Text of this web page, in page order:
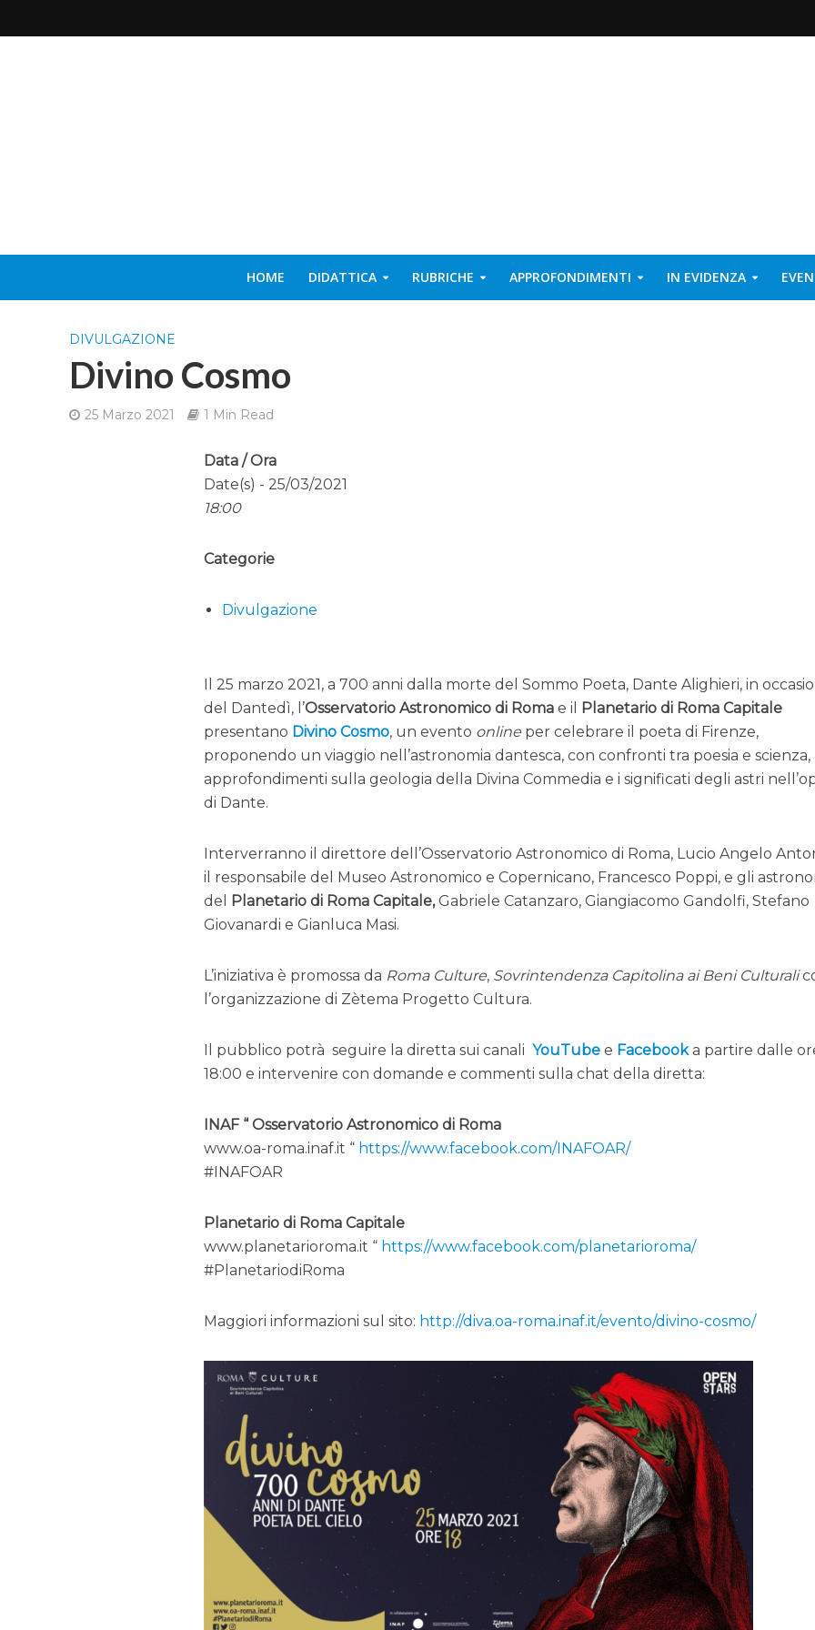
HOME DIDATTICA RUBRICHE APPROFONDIMENTI IN EVIDENZA
DIVULGAZIONE
Divino Cosmo
25 Marzo 2021 1 Min Read
Data / Ora
Date(s) - 25/03/2021
18:00
Categorie
Divulgazione
Il 25 marzo 2021, a 700 anni dalla morte del Sommo Poeta, Dante Alighieri, in
del Dantedì, l’Osservatorio Astronomico di Roma e il Planetario di Roma Capitale
presentano Divino Cosmo, un evento online per celebrare il poeta di Firenze,
proponendo un viaggio nell’astronomia dantesca, con confronti tra poesia e scienza,
approfondimenti sulla geologia della Divina Commedia e i significati degli astri
di Dante.
Interverranno il direttore dell’Osservatorio Astronomico di Roma, Lucio Angelo
il responsabile del Museo Astronomico e Copernicano, Francesco Poppi, e gli
del Planetario di Roma Capitale,Gabriele Catanzaro, Giangiacomo Gandolfi, Stefano
Giovanardi e Gianluca Masi.
L’iniziativa è promossa da Roma Culture, Sovrintendenza Capitolina ai Beni Culturali
l’organizzazione di Zètema Progetto Cultura.
Il pubblico potrà seguire la diretta sui canaliYouTube e Facebooka partire dalle
18:00 e intervenire con domande e commenti sulla chat della diretta:
INAF “ Osservatorio Astronomico di Roma
www.oa-roma.inaf.it “ https://www.facebook.com/INAFOAR/
#INAFOAR
Planetario di Roma Capitale
www.planetarioroma.it “ https://www.facebook.com/planetarioroma/
#PlanetariodiRoma
Maggiori informazioni sul sito: http://diva.oa-roma.inaf.it/evento/divino-cosmo/